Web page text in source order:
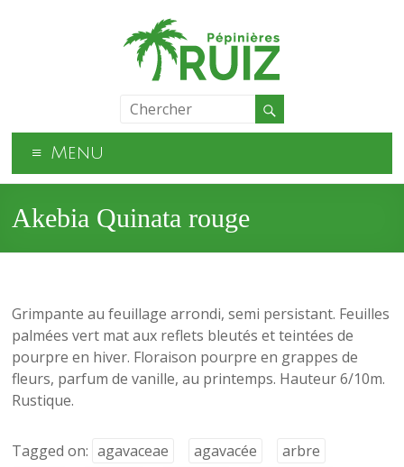
Menu
Akebia Quinata rouge
Grimpante au feuillage arrondi, semi persistant. Feuilles
palmées vert mat aux reflets bleutés et teintées de
pourpre en hiver. Floraison pourpre en grappes de
fleurs, parfum de vanille, au printemps. Hauteur 6/10m.
Rustique.
Tagged on: agavaceae agavacée
arbre